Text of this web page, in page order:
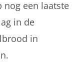
nog een laatste
in de
in